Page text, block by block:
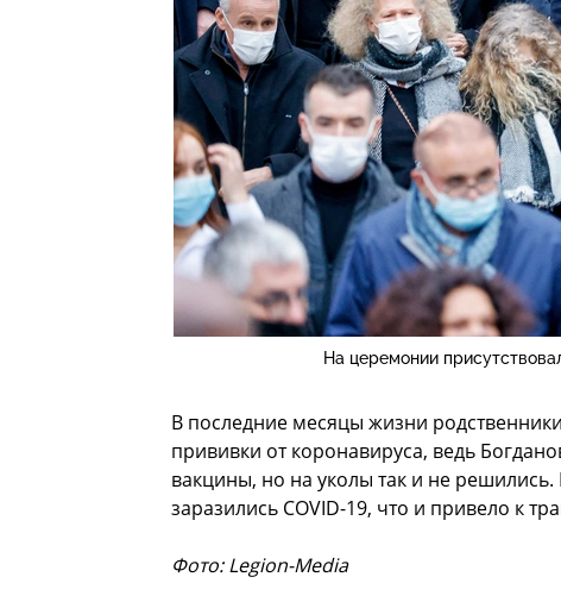
На церемонии
В последние месяцы жизни
прививки от коронавируса, ведь
вакцины, но на уколы так и не
заразились COVID-19, что и привело к
Фото: Legion-Media